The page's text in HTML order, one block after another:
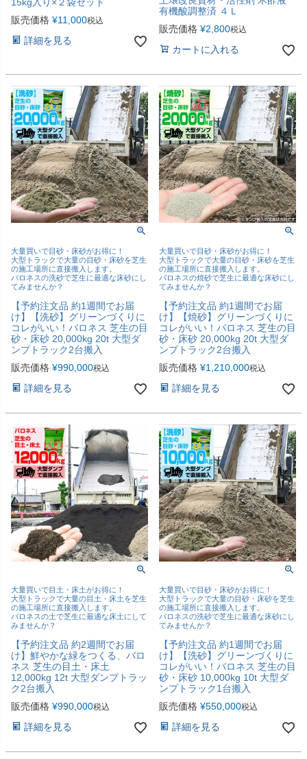
販売価格 ¥11,000税込
詳細を見る
有機酸調整済 ４Ｌ
販売価格 ¥2,800税込
カートに入れる
大量買いで目砂・床砂がお得に！
大型トラックで大量の目砂・床砂を芝生
の施工場所に直接搬入します。
バロネスの洗砂で芝生に最適な床砂にし
てみませんか？
【予約注文品 約1週間でお届
け】【洗砂】グリーンづくりに
コレがいい！バロネス 芝生の目
砂・床砂 20,000kg 20t 大型ダ
ンプトラック2台搬入
販売価格 ¥990,000税込
詳細を見る
大量買いで目砂・床砂がお得に！
大型トラックで大量の目砂・床砂を芝生
の施工場所に直接搬入します。
バロネスの焼砂で芝生に最適な床砂にし
てみませんか？
【予約注文品 約1週間でお届
け】【焼砂】グリーンづくりに
コレがいい！バロネス 芝生の目
砂・床砂 20,000kg 20t 大型ダ
ンプトラック2台搬入
販売価格 ¥1,210,000税込
詳細を見る
大量買いで目土・床土がお得に！
大型トラックで大量の目土・床土を芝生
の施工場所に直接搬入します。
バロネスの土で芝生に最適な床土にして
みませんか？
【予約注文品 約2週間でお届
け】鮮やかな緑をつくる、バロ
ネス 芝生の目土・床土
12,000kg 12t 大型ダンプトラッ
ク2台搬入
販売価格 ¥990,000税込
詳細を見る
大量買いで目砂・床砂がお得に！
大型トラックで大量の目砂・床砂を芝生
の施工場所に直接搬入します。
バロネスの洗砂で芝生に最適な床砂にし
てみませんか？
【予約注文品 約1週間でお届
け】【洗砂】グリーンづくりに
コレがいい！バロネス 芝生の目
砂・床砂 10,000kg 10t 大型ダ
ンプトラック1台搬入
販売価格 ¥550,000税込
詳細を見る